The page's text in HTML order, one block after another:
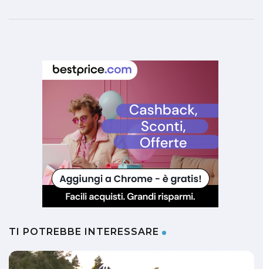
TI POTREBBE INTERESSARE